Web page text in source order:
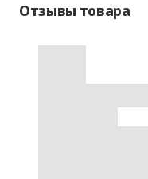
Отзывы товара